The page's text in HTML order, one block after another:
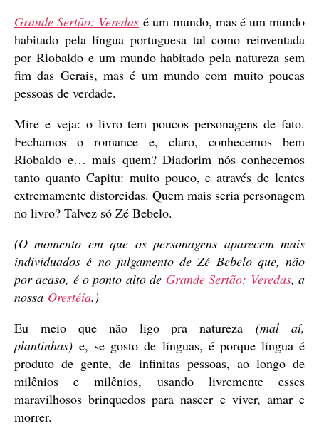
Grande Sertão: Veredas é um mundo, mas é um mundo
habitado pela língua portuguesa tal como reinventada
por Riobaldo e um mundo habitado pela natureza sem
fim das Gerais, mas é um mundo com muito poucas
pessoas de verdade.
Mire e veja: o livro tem poucos personagens de fato.
Fechamos o romance e, claro, conhecemos bem
Riobaldo e… mais quem? Diadorim nós conhecemos
tanto quanto Capitu: muito pouco, e através de lentes
extremamente distorcidas. Quem mais seria personagem
no livro? Talvez só Zé Bebelo.
(O momento em que os personagens aparecem mais
individuados é no julgamento de Zé Bebelo que, não
por acaso, é o ponto alto de Grande Sertão: Veredas, a
nossa Orestéia.)
Eu meio que não ligo pra natureza(mal aí,
plantinhas) e, se gosto de línguas, é porque língua é
produto de gente, de infinitas pessoas, ao longo de
milênios e milênios, usando livremente esses
maravilhosos brinquedos para nascer e viver, amar e
morrer.